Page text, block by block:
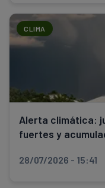
CLIMA
Alerta climática:
fuertes y
28/07/2026 - 15:41